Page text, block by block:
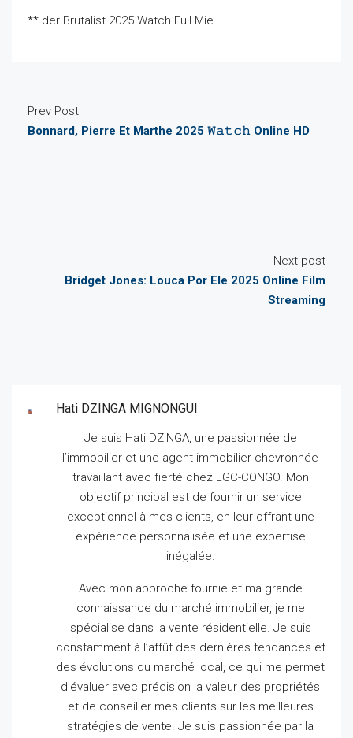
** der Brutalist 2025 Watch Full Mie
Prev Post
Bonnard, Pierre Et Marthe 2025 𝚆𝚊𝚝𝚌𝚑 Online HD
Next post
Bridget Jones: Louca Por Ele 2025 Online Film
Streaming
Hati DZINGA MIGNONGUI
Je suis Hati DZINGA, une passionnée de
l’immobilier et une agent immobilier chevronnée
travaillant avec fierté chez LGC-CONGO. Mon
objectif principal est de fournir un service
exceptionnel à mes clients, en leur offrant une
expérience personnalisée et une expertise
inégalée.
Avec mon approche fournie et ma grande
connaissance du marché immobilier, je me
spécialise dans la vente résidentielle. Je suis
constamment à l’affût des dernières tendances et
des évolutions du marché local, ce qui me permet
d’évaluer avec précision la valeur des propriétés
et de conseiller mes clients sur les meilleures
stratégies de vente.Je suis passionnée par la